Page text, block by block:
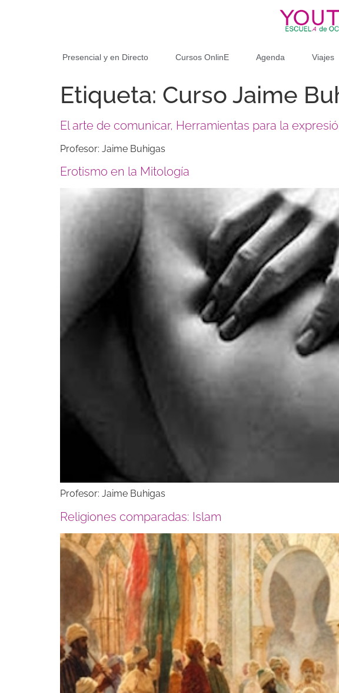
Presencial y en Directo Cursos OnlinE Agenda Viajes
Etiqueta: Curso Jaime
El arte de comunicar, Herramientas para la
Profesor: Jaime Buhigas
Erotismo en la Mitología
Profesor: Jaime Buhigas
Religiones comparadas: Islam